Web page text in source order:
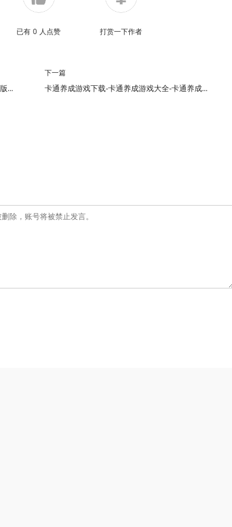
已有 0 人点赞 打赏一下作者
音乐节奏游戏合集下载-音乐节奏游戏合集修改版-音乐节奏游戏合集最新版
下一篇
卡通养成游戏下载-卡通养成游戏大全-卡通养成游戏修改版